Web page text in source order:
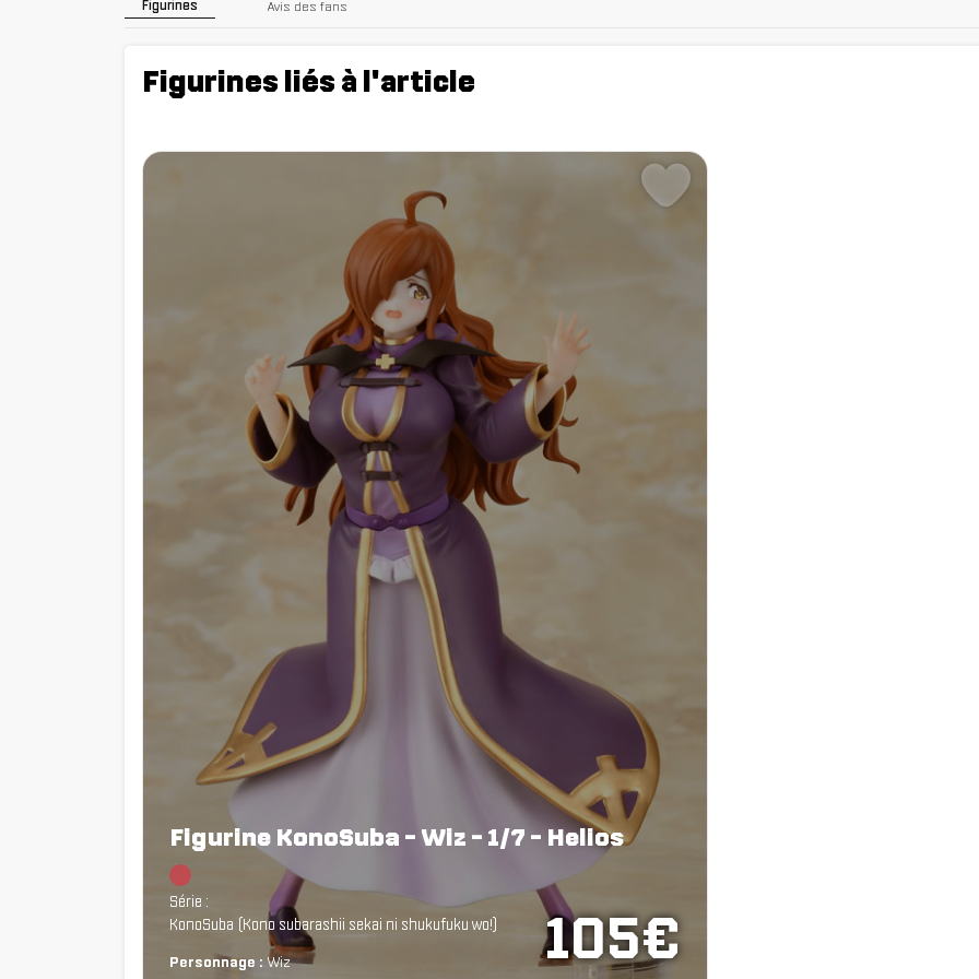
Figurines Avis des fans
Figurines liés à l'article
105€
Figurine KonoSuba - Wiz - 1/7 - Helios
Chargement...
Série :
KonoSuba (Kono subarashii sekai ni shukufuku wo!)
Personnage : Wiz